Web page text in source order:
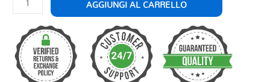
quantità
AGGIUNGI AL CARRELLO